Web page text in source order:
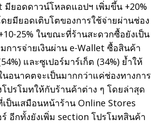
มียอดดาวน์โหลดแอปฯ เพิ่มขึ้น +20%
ยมียอดเติบโตของการใช้จ่ายผ่านช่อง
25% ในขณะที่ร้านสะดวกซื้อยังเป็น
การจ่ายเงินผ่าน e-Wallet ซื้อสินค้า
และซูเปอร์มาร์เก็ต (34%) ย้ำให้
อนาคตจะเป็นมากกว่าแค่ช่องทางการ
ปรโมทให้กับร้านค้าต่าง ๆ โดยล่าสุด
ป็นเสมือนหน้าร้าน Online Stores
อีกทั้งยังเพิ่ม section โปรโมทสินค้า